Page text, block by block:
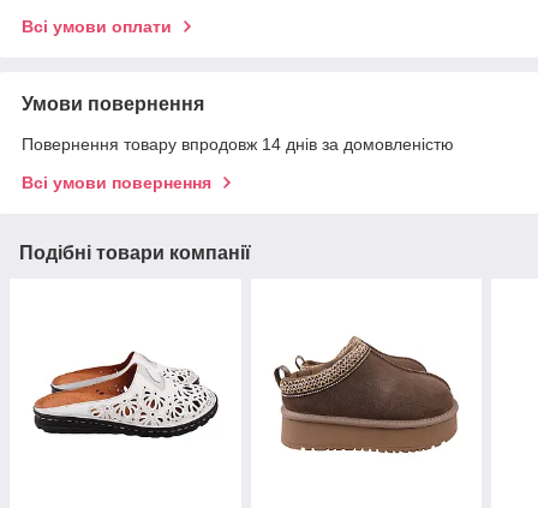
Всі умови оплати
Умови повернення
Повернення товару впродовж 14 днів за домовленістю
Всі умови повернення
Подібні товари компанії